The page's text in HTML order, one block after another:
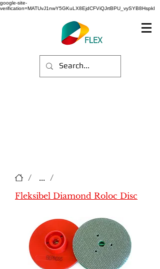
google-site-
verification=MATUvJ1nwY5GKuLX8EjdCFViQJrtBPU_vySYB8HspkI
/ ... /
Fleksibel Diamond Roloc Disc